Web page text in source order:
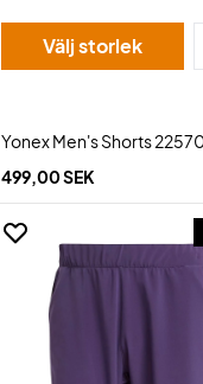
Välj storlek
Yonex Men's Shorts
499,00 SEK